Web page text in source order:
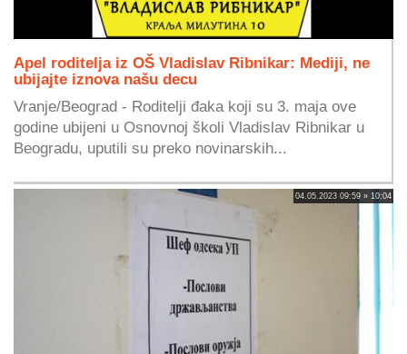
Apel roditelja iz OŠ Vladislav Ribnikar: Mediji, ne
ubijajte iznova našu decu
Vranje/Beograd - Roditelji đaka koji su 3. maja ove
godine ubijeni u Osnovnoj školi Vladislav Ribnikar u
Beogradu, uputili su preko novinarskih...
04.05.2023 09:59 » 10:04